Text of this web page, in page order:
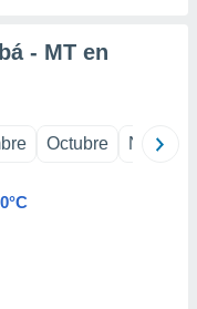
- MT en
Octubre